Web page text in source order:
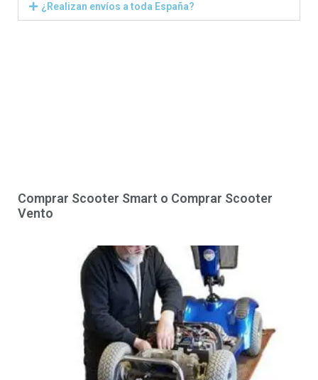
¿Realizan envíos a toda España?
Comprar Scooter Smart o Comprar Scooter
Vento